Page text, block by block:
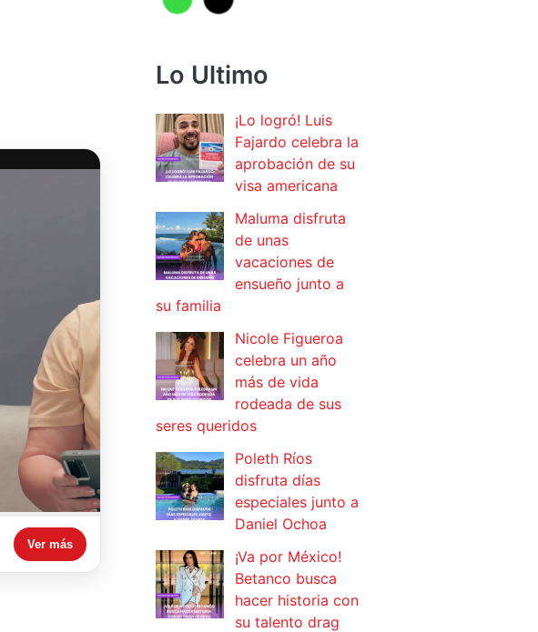
Ver más
Lo Ultimo
¡Lo logró! Luis
Fajardo celebra la
aprobación de su
visa americana
Maluma disfruta
de unas
vacaciones de
ensueño junto a
su familia
Nicole Figueroa
celebra un año
más de vida
rodeada de sus
seres queridos
Poleth Ríos
disfruta días
especiales junto a
Daniel Ochoa
¡Va por México!
Betanco busca
hacer historia con
su talento drag